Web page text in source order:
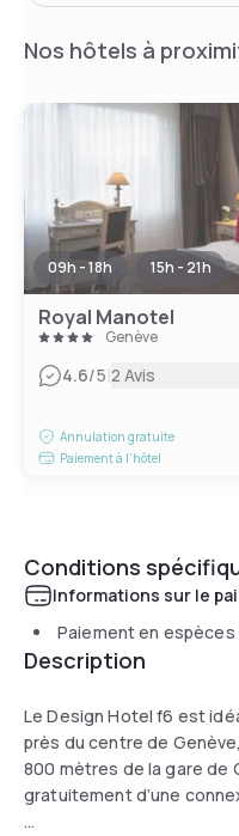
Nos hôtels à
09h - 18h 15h - 21h
Royal Manotel
Genève
4.6/5|2 Avis
Annulation gratuite
Paiement à l'hôtel
Conditions
Informations sur le
Paiement en
Description
Le Design Hotel f6 est
près du centre de
800 mètres de la gare de
gratuitement d’une